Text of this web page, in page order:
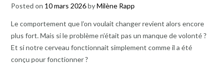
Posted on 10 mars 2026byMilène Rapp
Le comportement que l’on voulait changer revient alors encore
plus fort. Mais si le problème n’était pas un manque de volonté ?
Et si notre cerveau fonctionnait simplement comme il a été
conçu pour fonctionner ?